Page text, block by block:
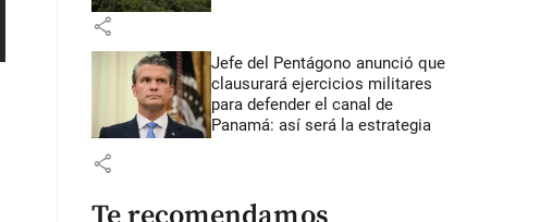
share
Jefe del Pentágono anunció que
clausurará ejercicios militares
para defender el canal de
Panamá: así será la estrategia
share